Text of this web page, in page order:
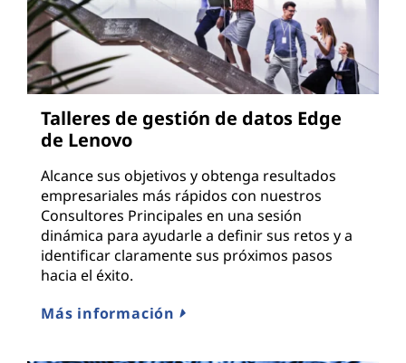
Talleres de gestión de datos Edge
de Lenovo
Alcance sus objetivos y obtenga resultados
empresariales más rápidos con nuestros
Consultores Principales en una sesión
dinámica para ayudarle a definir sus retos y a
identificar claramente sus próximos pasos
hacia el éxito.
Más información